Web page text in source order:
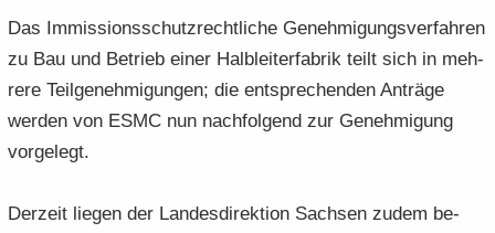
Das Im­mis­si­ons­schutz­recht­li­che Ge­neh­mi­gungs­ver­fah­ren
zu Bau und Be­trieb einer Halb­lei­ter­fa­brik teilt sich in meh­
re­re Teil­ge­neh­mi­gun­gen; die ent­spre­chen­den An­trä­ge
wer­den von ESMC nun nach­fol­gend zur Ge­neh­mi­gung
vor­ge­legt.
Der­zeit lie­gen der Lan­des­di­rek­ti­on Sach­sen zudem be­